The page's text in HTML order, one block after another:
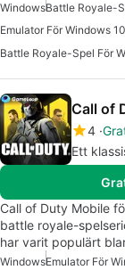
WindowsBattle Royale-
Emulator För Windows 10
Battle Royale-Spel För
Call of
4
Ett
Call of Duty Mobile
battle royale-
har varit populärt
WindowsEmulator För